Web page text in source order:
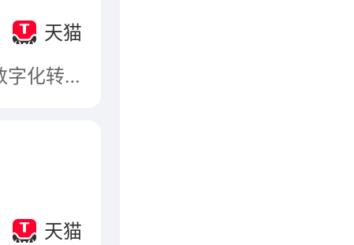
天猫
海尔集团创立于1984年，是全球领先的美好生活和数字化转型解决方案服务商，致力于“以无界生态共创无限可能”，与全球用户共创美好生活的无限可能，与生态伙伴共创产业发展的无限可能。
天猫